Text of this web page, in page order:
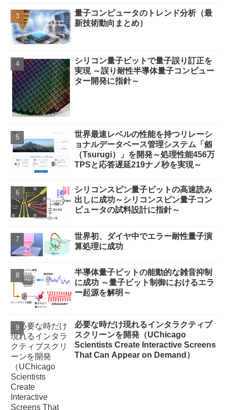
量子コンピュータのトレンド分析（最
新技術動向まとめ）
シリコン量子ビットで量子誤り訂正を
実現 ～誤り耐性半導体量子コンピュー
ター開発に指針～
世界最速レベルの性能を持つリレーシ
ョナルデータベース管理システム「劔
（Tsurugi）」を開発～処理性能456万
TPSと応答遅延219ナノ秒を実現～
シリコンスピン量子ビットの高速読み
出しに成功～シリコンスピン量子コン
ピュータの試料設計に指針～
世界初、ダイヤ中でエラー耐性量子演
算処理に成功
半導体量子ビットの能動的な雑音抑制
に成功 ～量子ビット制御におけるエラ
ー起源を解明～
必要な時だけ現れるインタラクティブ
スクリーンを開発（UChicago
Scientists Create Interactive Screens
That Can Appear on Demand）